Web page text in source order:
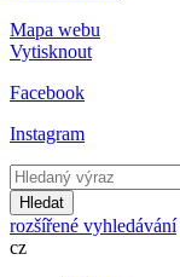
Mapa webu
Vytisknout
Facebook
Instagram
Hledat
rozšířené vyhledávání
cz